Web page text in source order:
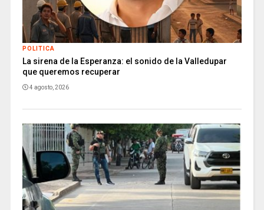
POLITICA
La sirena de la Esperanza: el sonido de la Valledupar
que queremos recuperar
4 agosto, 2026